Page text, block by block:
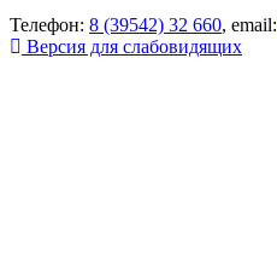
Телефон: 8 (39542) 32 660, email:
Версия для слабовидящих